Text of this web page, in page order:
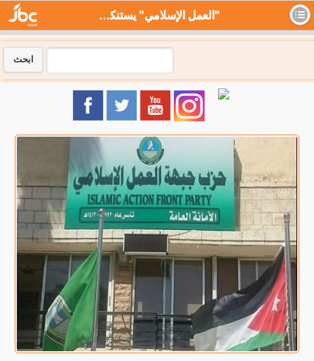
"العمل الإسلامي" يستنكر مشاركة المغرب وتونس في مناورات عسكرية تضم الكيان الصهيوني - جي بي سي نيوز
ابحث